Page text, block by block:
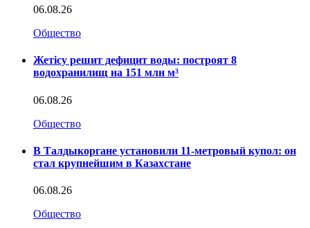
06.08.26
Общество
Жетісу решит дефицит воды: построят 8
водохранилищ на 151 млн м³
06.08.26
Общество
В Талдыкоргане установили 11-метровый купол: он
стал крупнейшим в Казахстане
06.08.26
Общество